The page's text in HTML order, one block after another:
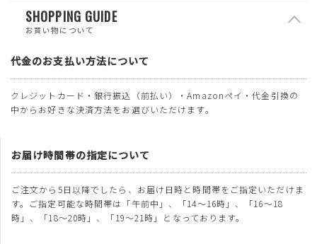
SHOPPING GUIDE
お買い物について
代金のお支払い方法について
クレジットカード・銀行振込（前払い）・Amazonペイ・代金引換の
中からお好きな決済方法をお選びいただけます。
お届け時間帯の指定について
ご注文から5日以降でしたら、お届け日時と時間帯をご指定いただけま
す。ご指定可能な時間帯は「午前中」、「14～16時」、「16～18
時」、「18～20時」、「19～21時」となっております。